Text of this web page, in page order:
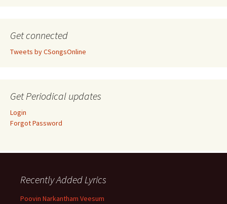
Get connected
Tweets by CSongsOnline
Get Periodical updates
Login
Forgot Password
Recently Added Lyrics
Poovin Narkantham Veesum